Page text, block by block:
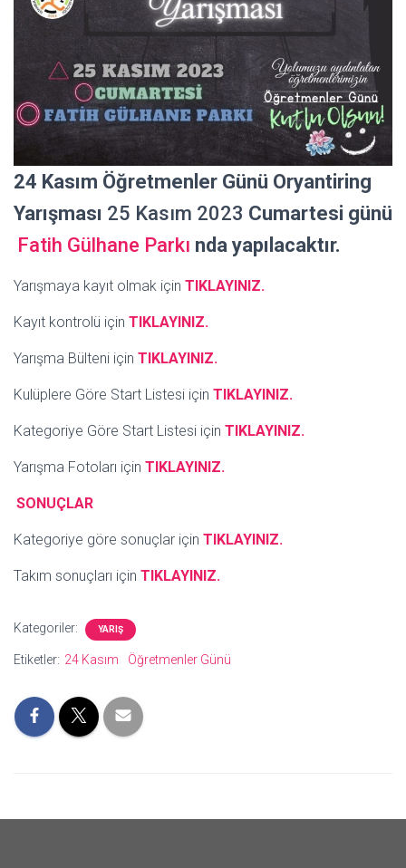
24 Kasım Öğretmenler Günü Oryantiring
Yarışması 25 Kasım 2023 Cumartesi günü
Fatih Gülhane Parkı nda yapılacaktır.
Yarışmaya kayıt olmak için TIKLAYINIZ.
Kayıt kontrolü için TIKLAYINIZ.
Yarışma Bülteni için TIKLAYINIZ.
Kulüplere Göre Start Listesi için TIKLAYINIZ.
Kategoriye Göre Start Listesi için TIKLAYINIZ.
Yarışma Fotoları için TIKLAYINIZ.
SONUÇLAR
Kategoriye göre sonuçlar için TIKLAYINIZ.
Takım sonuçları için TIKLAYINIZ.
Kategoriler: YARIŞ
Etiketler: 24 Kasım Öğretmenler Günü